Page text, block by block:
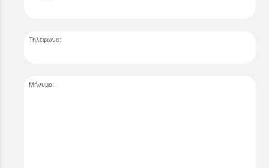
Τηλέφωνο:
Μήνυμα: